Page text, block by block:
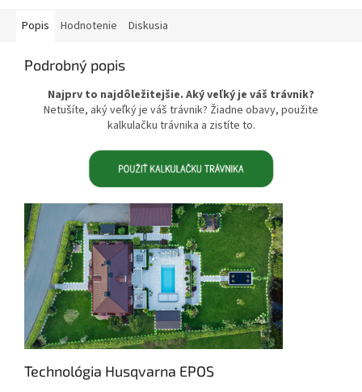
Popis Hodnotenie Diskusia
Podrobný popis
Najprv to najdôležitejšie. Aký veľký je váš trávnik?
Netušíte, aký veľký je váš trávnik? Žiadne obavy, použite
kalkulačku trávnika a zistíte to.
Technológia Husqvarna EPOS